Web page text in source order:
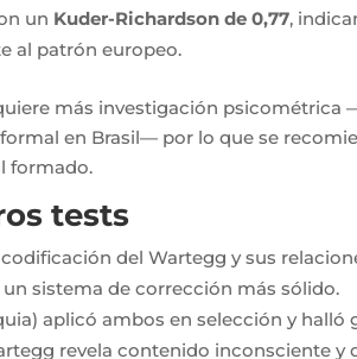
un Kuder-Richardson de 0,77,
al patrón europeo.
más investigación
en Brasil— por lo que se
formado.
tests
del Wartegg y sus
sistema de corrección más sólido.
aplicó ambos en selección y
revela contenido inconsciente y